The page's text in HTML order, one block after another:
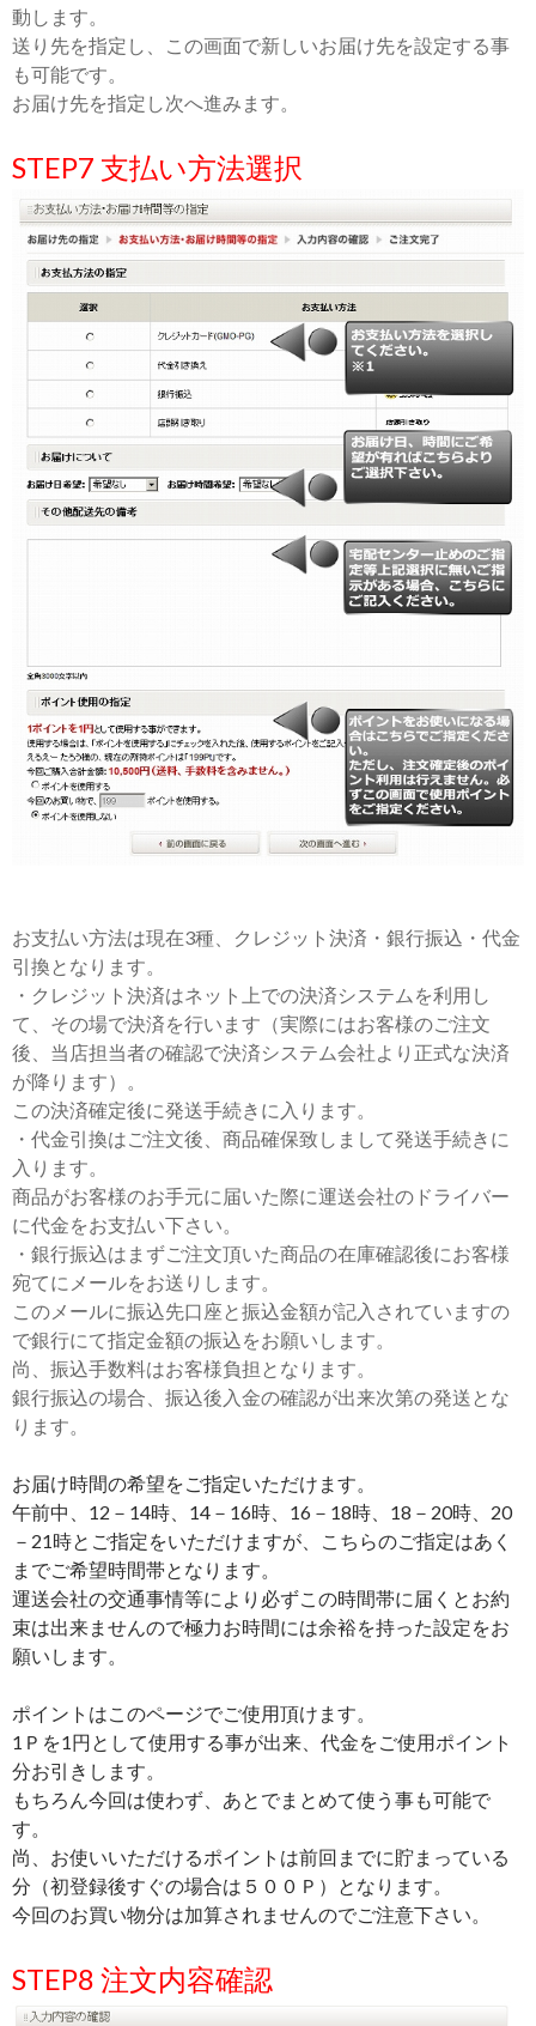
動します。
送り先を指定し、この画面で新しいお届け先を設定する事
も可能です。
お届け先を指定し次へ進みます。
STEP7 支払い方法選択
お支払い方法は現在3種、クレジット決済・銀行振込・代金
引換となります。
・クレジット決済はネット上での決済システムを利用し
て、その場で決済を行います（実際にはお客様のご注文
後、当店担当者の確認で決済システム会社より正式な決済
が降ります）。
この決済確定後に発送手続きに入ります。
・代金引換はご注文後、商品確保致しまして発送手続きに
入ります。
商品がお客様のお手元に届いた際に運送会社のドライバー
に代金をお支払い下さい。
・銀行振込はまずご注文頂いた商品の在庫確認後にお客様
宛てにメールをお送りします。
このメールに振込先口座と振込金額が記入されていますの
で銀行にて指定金額の振込をお願いします。
尚、振込手数料はお客様負担となります。
銀行振込の場合、振込後入金の確認が出来次第の発送とな
ります。
お届け時間の希望をご指定いただけます。
午前中、12－14時、14－16時、16－18時、18－20時、20
－21時とご指定をいただけますが、こちらのご指定はあく
までご希望時間帯となります。
運送会社の交通事情等により必ずこの時間帯に届くとお約
束は出来ませんので極力お時間には余裕を持った設定をお
願いします。
ポイントはこのページでご使用頂けます。
1Ｐを1円として使用する事が出来、代金をご使用ポイント
分お引きします。
もちろん今回は使わず、あとでまとめて使う事も可能で
す。
尚、お使いいただけるポイントは前回までに貯まっている
分（初登録後すぐの場合は５００Ｐ）となります。
今回のお買い物分は加算されませんのでご注意下さい。
STEP8 注文内容確認